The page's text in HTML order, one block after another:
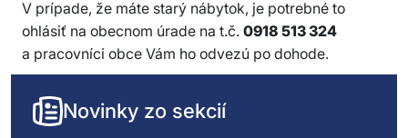
Novinky zo sekcií
V prípade, že máte starý nábytok, je potrebné to
ohlásiť na obecnom úrade na t.č. 0918 513 324
a pracovníci obce Vám ho odvezú po dohode.